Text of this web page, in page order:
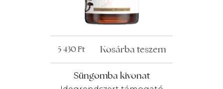
Süngomba kivonat
5 430Ft Kosárba teszem